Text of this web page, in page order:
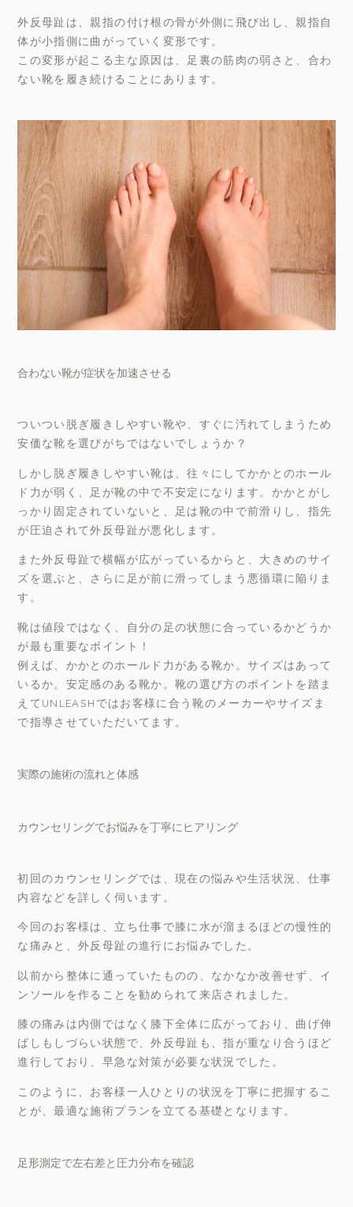
外反母趾は、親指の付け根の骨が外側に飛び出し、親指自
体が小指側に曲がっていく変形です。
この変形が起こる主な原因は、足裏の筋肉の弱さと、合わ
ない靴を履き続けることにあります。
合わない靴が症状を加速させる
ついつい脱ぎ履きしやすい靴や、すぐに汚れてしまうため
安価な靴を選びがちではないでしょうか？
しかし脱ぎ履きしやすい靴は、往々にしてかかとのホール
ド力が弱く、足が靴の中で不安定になります。かかとがし
っかり固定されていないと、足は靴の中で前滑りし、指先
が圧迫されて外反母趾が悪化します。
また外反母趾で横幅が広がっているからと、大きめのサイ
ズを選ぶと、さらに足が前に滑ってしまう悪循環に陥りま
す。
靴は値段ではなく、自分の足の状態に合っているかどうか
が最も重要なポイント！
例えば、かかとのホールド力がある靴か。サイズはあって
いるか。安定感のある靴か。靴の選び方のポイントを踏ま
えてUNLEASHではお客様に合う靴のメーカーやサイズま
で指導させていただいてます。
実際の施術の流れと体感
カウンセリングでお悩みを丁寧にヒアリング
初回のカウンセリングでは、現在の悩みや生活状況、仕事
内容などを詳しく伺います。
今回のお客様は、立ち仕事で膝に水が溜まるほどの慢性的
な痛みと、外反母趾の進行にお悩みでした。
以前から整体に通っていたものの、なかなか改善せず、イ
ンソールを作ることを勧められて来店されました。
膝の痛みは内側ではなく膝下全体に広がっており、曲げ伸
ばしもしづらい状態で、外反母趾も、指が重なり合うほど
進行しており、早急な対策が必要な状況でした。
このように、お客様一人ひとりの状況を丁寧に把握するこ
とが、最適な施術プランを立てる基礎となります。
足形測定で左右差と圧力分布を確認